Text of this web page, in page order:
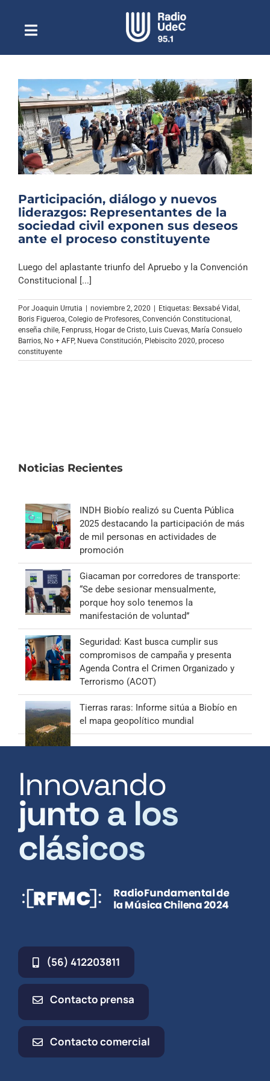
contenidoToggle
NavigationEscuchar Radio UdeC en vivo
Quiénes Somos
Programación
Podcast
Noticias
Columnas
Música Clásica
Participación, diálogo y nuevos
liderazgos: Representantes de la
sociedad civil exponen sus deseos
ante el proceso constituyente
Luego del aplastante triunfo del Apruebo y la Convención
Constitucional [...]
Por Joaquin Urrutia | noviembre 2, 2020 | Etiquetas: Bexsabé Vidal
Boris Figueroa Colegio de Profesores Convención Constitucional
enseña chile Fenpruss Hogar de Cristo Luis Cuevas María Consuelo
Barrios No + AFP, Nueva Constitución Plebiscito 2020 proceso
constituyente
Noticias Recientes
INDH Biobío realizó su Cuenta Pública
2025 destacando la participación de más
de mil personas en actividades de
promoción
Giacaman por corredores de transporte:
“Se debe sesionar mensualmente,
porque hoy solo tenemos la
manifestación de voluntad”
Seguridad: Kast busca cumplir sus
compromisos de campaña y presenta
Agenda Contra el Crimen Organizado y
Terrorismo (ACOT)
Tierras raras: Informe sitúa a Biobío en
el mapa geopolítico mundial
Innovando
junto a los
clásicos
(56) 412203811
Contacto prensa
Contacto comercial